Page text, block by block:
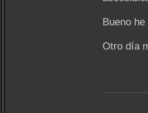
Bueno
Otro día